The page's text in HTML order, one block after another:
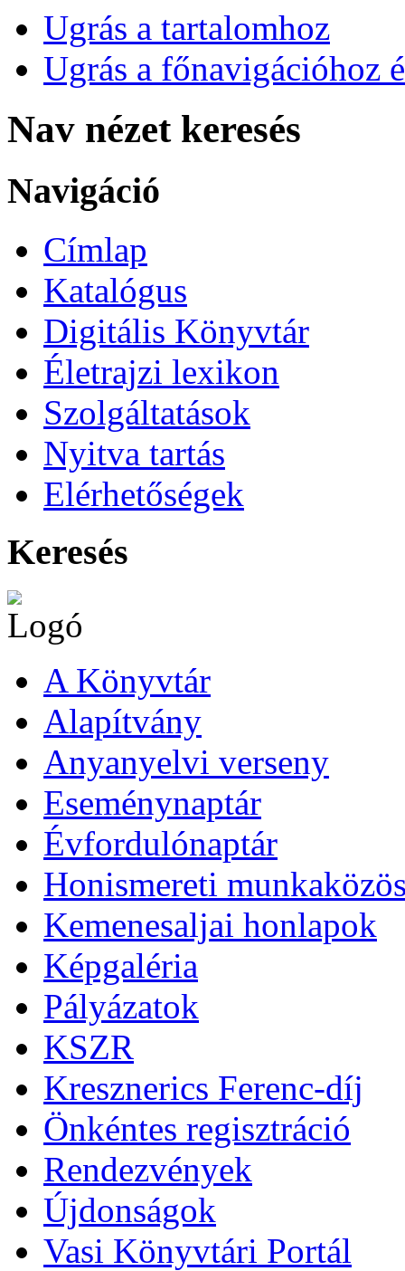
Ugrás a tartalomhoz
Ugrás a főnavigációhoz
Nav nézet keresés
Navigáció
Címlap
Katalógus
Digitális Könyvtár
Életrajzi lexikon
Szolgáltatások
Nyitva tartás
Elérhetőségek
Keresés
A Könyvtár
Alapítvány
Anyanyelvi verseny
Eseménynaptár
Évfordulónaptár
Honismereti
Kemenesaljai honlapok
Képgaléria
Pályázatok
KSZR
Kresznerics Ferenc-díj
Önkéntes regisztráció
Rendezvények
Újdonságok
Vasi Könyvtári Portál